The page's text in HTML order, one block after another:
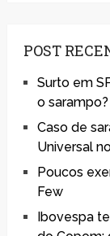
POST
Surto em
o sarampo?
Caso de
Universal
Poucos
Few
Ibovespa